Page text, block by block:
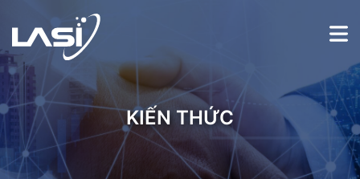
KIẾN THỨC